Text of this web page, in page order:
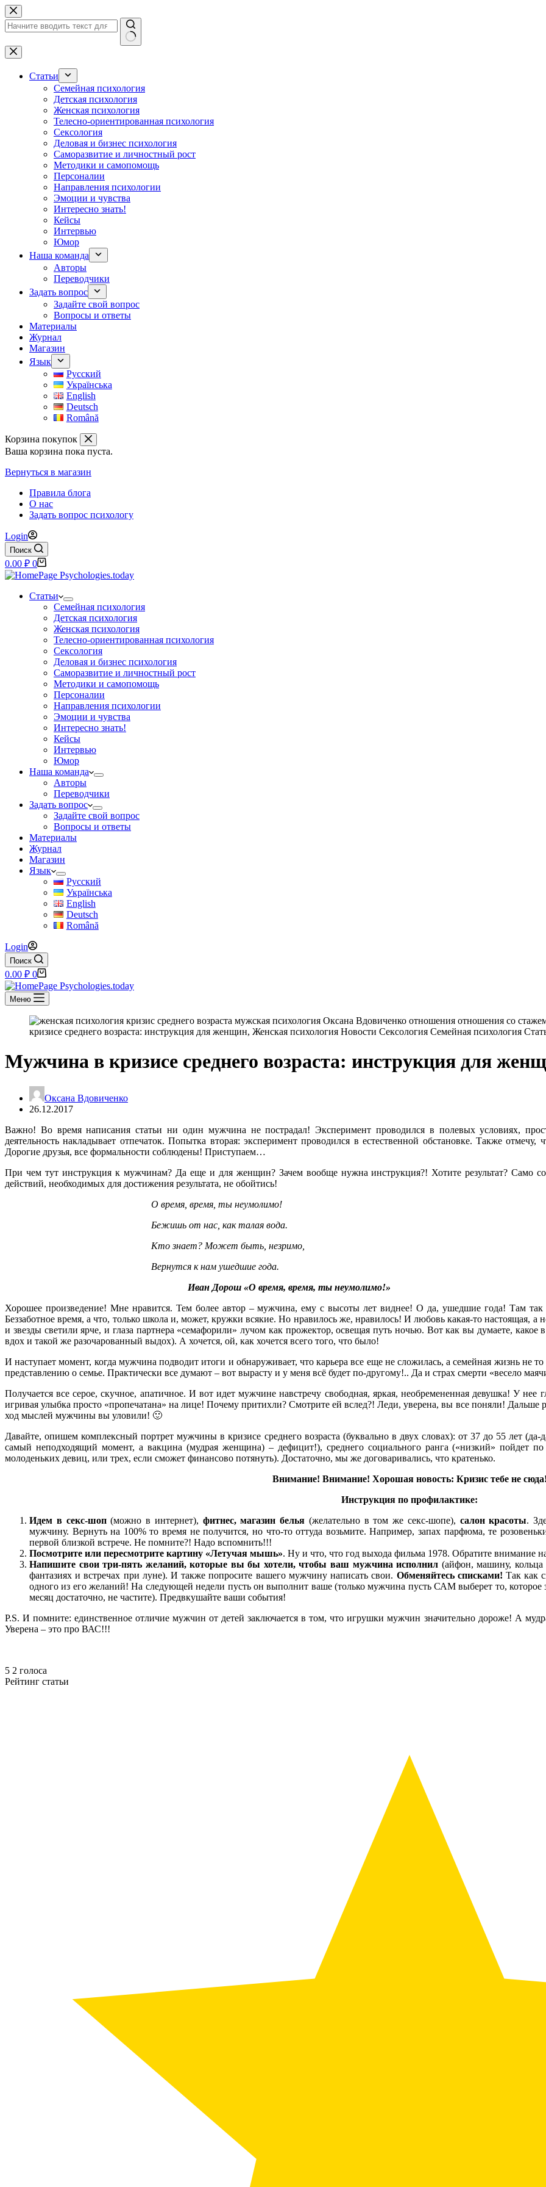
Перейти
к
сути
Ничего
не
найденоСтатьи
Семейная психология
Детская психология
Женская психология
Телесно-ориентированная психология
Сексология
Деловая и бизнес психология
Саморазвитие и личностный рост
Методики и самопомощь
Персоналии
Направления психологии
Эмоции и чувства
Интересно знать!
Кейсы
Интервью
Юмор
Наша команда
Авторы
Переводчики
Задать вопрос
Задайте свой вопрос
Вопросы и ответы
Материалы
Журнал
Магазин
Язык
Русский
Українська
English
Deutsch
Română
Корзина покупок
Ваша корзина пока пуста.
Вернуться в магазин
Правила блога
О нас
Задать вопрос психологу
Login
Поиск
Корзина
0.00 ₽ 0
Статьи
Семейная психология
Детская психология
Женская психология
Телесно-ориентированная психология
Сексология
Деловая и бизнес психология
Саморазвитие и личностный рост
Методики и самопомощь
Персоналии
Направления психологии
Эмоции и чувства
Интересно знать!
Кейсы
Интервью
Юмор
Наша команда
Авторы
Переводчики
Задать вопрос
Задайте свой вопрос
Вопросы и ответы
Материалы
Журнал
Магазин
Язык
Русский
Українська
English
Deutsch
Română
Login
Поиск
Корзина
0.00 ₽ 0
Меню
Мужчина в кризисе среднего возраста: инструкция для
Оксана Вдовиченко
26.12.2017
Важно! Во время написания статьи ни один мужчина не пострадал! Эксперимент проводился в полевых условиях,
деятельность накладывает отпечаток. Попытка вторая: эксперимент проводился в естественной обстановке. Также
Дорогие друзья, все формальности соблюдены! Приступаем…
При чем тут инструкция к мужчинам? Да еще и для женщин? Зачем вообще нужна инструкция?! Хотите результат? Само
действий, необходимых для достижения результата, не обойтись!
О время, время, ты неумолимо!
Бежишь от нас, как талая вода.
Кто знает? Может быть, незримо,
Вернутся к нам ушедшие года.
Иван Дорош «О время, время, ты неумолимо!»
Хорошее произведение! Мне нравится. Тем более автор – мужчина, ему с высоты лет виднее! О да, ушедшие года! Там так
Беззаботное время, а что, только школа и, может, кружки всякие. Но нравилось же, нравилось! И любовь какая-то настоящая,
и звезды светили ярче, и глаза партнера «семафорили» лучом как прожектор, освещая путь ночью. Вот как вы думаете,
вдох и такой же разочарованный выдох). А хочется, ой, как хочется всего того, что было!
И наступает момент, когда мужчина подводит итоги и обнаруживает, что карьера все еще не сложилась, а семейная жизнь не
представлению о семье. Практически все думают – вот вырасту и у меня всё будет по-другому!.. Да и страх смерти «весело
Получается все серое, скучное, апатичное. И вот идет мужчине навстречу свободная, яркая, необремененная девушка! У
игривая улыбка просто «пропечатана» на лице! Почему притихли? Смотрите ей вслед?! Леди, уверена, вы все поняли!
ход мыслей мужчины вы уловили! 🙂
Давайте, опишем комплексный портрет мужчины в кризисе среднего возраста (буквально в двух словах): от 37 до 55 лет
самый неподходящий момент, а вакцина (мудрая женщина) – дефицит!), среднего социального ранга («низкий» пойдет
молоденьких девиц, или трех, если сможет финансово потянуть). Достаточно, мы же договаривались, что кратенько.
Внимание! Внимание! Хорошая новость: Кризис тебе не
Инструкция по профилактике:
Идем в секс-шоп(можно в интернет), фитнес, магазин белья (желательно в том же секс-шопе), салон красоты.
мужчину. Вернуть на 100% то время не получится, но что-то оттуда возьмите. Например, запах парфюма, те
первой близкой встрече. Не помните?! Надо вспомнить!!!
Посмотрите или пересмотрите картину «Летучая мышь». Ну и что, что год выхода фильма 1978. Обратите внимание
Напишите свои три-пять желаний, которые вы бы хотели, чтобы ваш мужчина исполнил (айфон, машину, кольца
фантазиях и встречах при луне). И также попросите вашего мужчину написать свои. Обменяйтесь списками! Так как
одного из его желаний! На следующей недели пусть он выполнит ваше (только мужчина пусть САМ выберет то, которое
месяц достаточно, не частите). Предвкушайте ваши события!
P.S. И помните: единственное отличие мужчин от детей заключается в том, что игрушки мужчин значительно дороже! А
Уверена – это про ВАС!!!
5 2 голоса
Рейтинг статьи